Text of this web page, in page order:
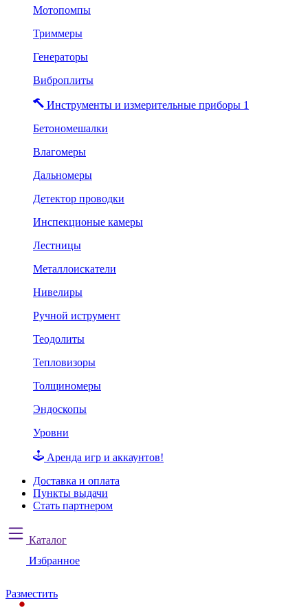
Мотопомпы
Триммеры
Генераторы
Виброплиты
Инструменты и измерительные приборы 1
Бетономешалки
Влагомеры
Дальномеры
Детектор проводки
Инспекционые камеры
Лестницы
Металлоискатели
Нивелиры
Ручной иструмент
Теодолиты
Тепловизоры
Толщиномеры
Эндоскопы
Уровни
Аренда игр и аккаунтов!
Доставка и оплата
Пункты выдачи
Стать партнером
Каталог
Избранное
Разместить